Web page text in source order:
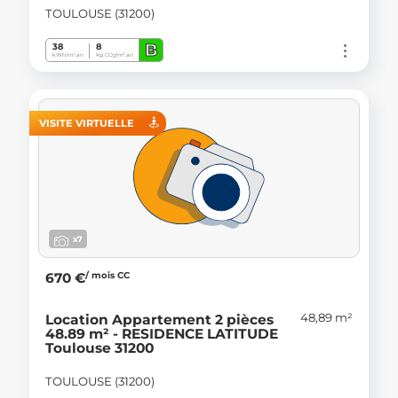
TOULOUSE (31200)
38
kWh/m².an
8
Kg CO2/m².an B
VISITE VIRTUELLE
x7
670 €/ mois CC
Location Appartement 2 pièces
48.89 m² - RESIDENCE LATITUDE
Toulouse 31200
48,89 m²
TOULOUSE (31200)